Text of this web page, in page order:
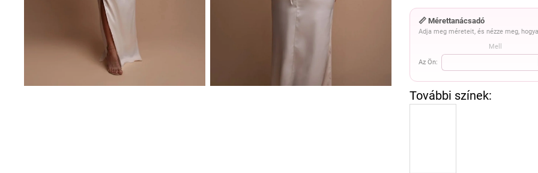
📏 Mérettanácsadó
Adja meg méreteit, és nézze meg,
Mell
Az Ön: